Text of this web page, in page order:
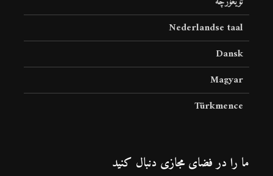
Nederlandse taal
Dansk
Magyar
Türkmence
ما را در فضای مجازی دنبال کنید